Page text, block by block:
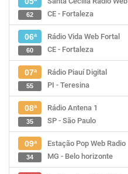
CE - Fortaleza
62
06ª
Rádio Vida Web Fortal
CE - Fortaleza
60
07ª
Rádio Piauí Digital
PI - Teresina
55
08ª
Rádio Antena 1
SP - São Paulo
35
09ª
Estação Pop Web Radio
MG - Belo horizonte
34